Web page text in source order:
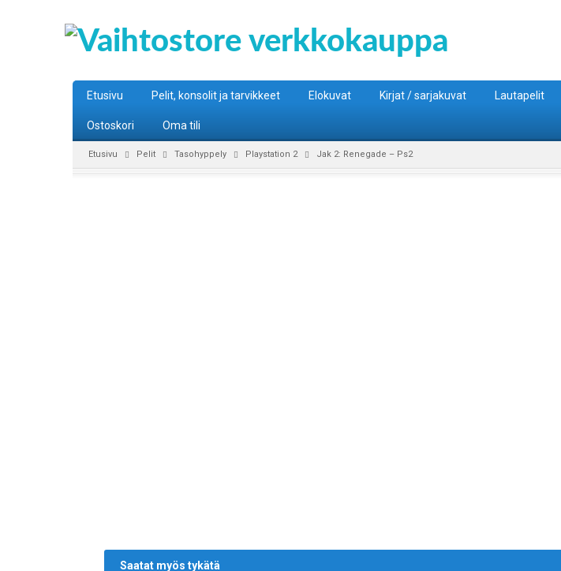
Etusivu Pelit, konsolit ja tarvikkeet Elokuvat Kirjat / sarjakuvat Lautapelit
Ostoskori Oma tili
Etusivu Pelit Tasohyppely Playstation 2 Jak 2: Renegade – Ps2
Saatat myös tykätä